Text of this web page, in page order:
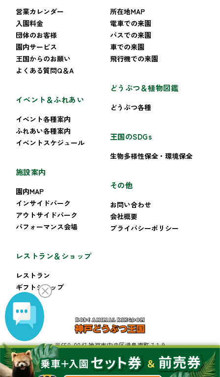
営業カレンダー
入園料金
団体のお客様
園内サービス
王国からのお願い
よくある質問Q＆A
イベント＆ふれあい
イベント各種案内
ふれあい各種案内
イベントスケジュール
施設案内
園内MAP
インサイドパーク
アウトサイドパーク
パフォーマンス会場
レストラン＆ショップ
レストラン
ギフトショップ
所在地MAP
電車での来園
バスでの来園
車での来園
飛行機での来園
どうぶつ＆植物図鑑
どうぶつ各種
王国のSDGs
生物多様性保全・環境保全
その他
お問い合わせ
会社概要
プライバシーポリシー
〒650-0047 神戸市中央区港島南町 7-1-9